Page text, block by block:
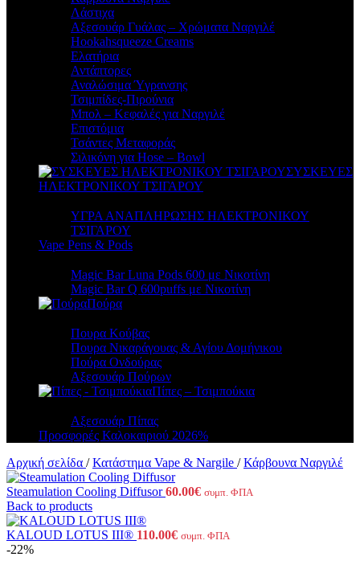
Λάστιχα
Αξεσουάρ Γυάλας – Χρώματα Ναργιλέ
Hookahsqueeze Creams
Ελατήρια
Αντάπτορες
Αναλώσιμα Ύγρανσης
Τσιμπίδες-Πιρούνια
Μπολ – Κεφαλές για Ναργιλέ
Επιστόμια
Τσάντες Μεταφοράς
Σιλικόνη για Hose – Bowl
ΣΥΣΚΕΥΕΣ
ΗΛΕΚΤΡΟΝΙΚΟΥ ΤΣΙΓΑΡΟΥ
ΥΓΡΑ ΑΝΑΠΛΗΡΩΣΗΣ ΗΛΕΚΤΡΟΝΙΚΟΥ
ΤΣΙΓΑΡΟΥ
Vape Pens & Pods
Magic Bar Luna Pods 600 με Νικοτίνη
Magic Bar Q 600puffs με Νικοτίνη
Πούρα
Πουρα Kούβας
Πουρα Νικαράγουας & Αγίου Δομήνικου
Πούρα Ονδούρας
Αξεσουάρ Πούρων
Πίπες – Τσιμπούκια
Αξεσουάρ Πίπας
Προσφορές Καλοκαιριού 2026%
Αρχική σελίδα / Κατάστημα Vape & Nargile / Κάρβουνα Ναργιλέ
Steamulation Cooling Diffusor60.00€ συμπ. ΦΠΑ
Back to products
KALOUD LOTUS III® 110.00€ συμπ. ΦΠΑ
-22%